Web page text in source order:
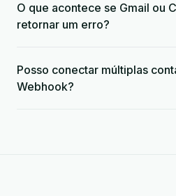
O que acontece se Gmail ou
retornar um erro?
Posso conectar múltiplas
Webhook?